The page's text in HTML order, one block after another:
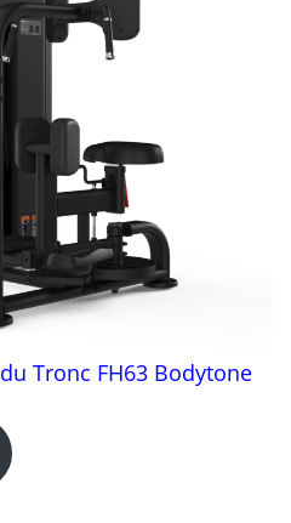
Tronc FH63 Bodytone
Rotation du